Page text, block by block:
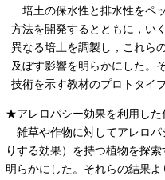
培土の保水性と排水性をペ
方法を開発するとともに，い
異なる培土を調製し，これら
及ぼす影響を明らかにした。
技術を示す教材のプロトタイ
★アレロパシー効果を利用し
雑草や作物に対してアレロパ
りする効果）を持つ植物を探
明らかにした。それらの結果